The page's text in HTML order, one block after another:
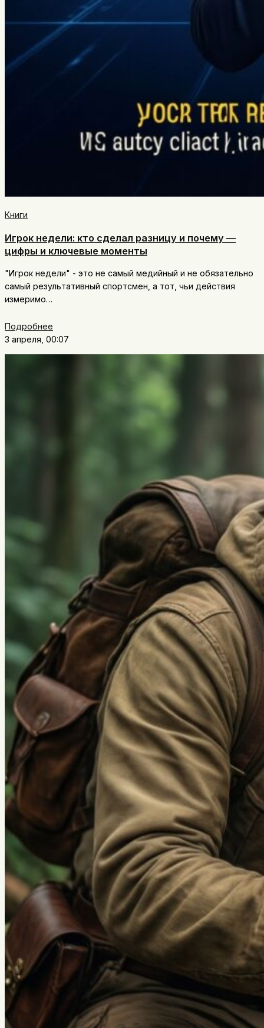
Книги
Игрок недели: кто сделал разницу и почему —
цифры и ключевые моменты
"Игрок недели" - это не самый медийный и не обязательно
самый результативный спортсмен, а тот, чьи действия
измеримо…
Подробнее
3 апреля, 00:07